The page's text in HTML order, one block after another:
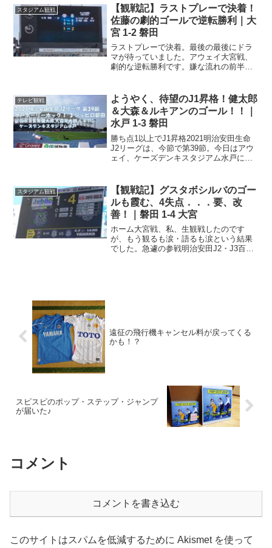
立てたものだから、今年はタイトなスケ
ジュール。土曜日...
スタジアム観戦
【観戦記】ラストプレーで決着！
佐藤の劇的ゴールで逆転勝利｜大
宮 1-2 磐田
ラストプレーで決着。最後の最後にドラ
マが待っていました。アウェイ大宮戦、
劇的な逆転勝利です。嫌な流れの前半明
アルディージャに挑む一戦。関東の試合
ですからね、調...
テレビ観戦
ようやく、待望のJ1昇格！健太郎
＆大森＆ルキアンのゴール！！｜
水戸 1-3 磐田
勝ち点1以上でJ1昇格2021明治安田生命
J2リーグは、今節で第39節。今日はアウ
ェイ、ケーズデンキスタジアム水戸に乗
試合、第38節終了時で3位の長崎との勝ち
点差は1...
スタジアム観戦
【観戦記】グスタボシルバのゴー
ルも霞む、4失点．．．要、改
善！｜磐田 1-4 大宮
ホーム大宮戦、私、生観戦したのです
が、もう観るも涙・語るも涙という結果
でした。急遽の参戦明治安田J2・J3百年
遠征の飛行機キャンセル料が戻ってくる
かも！？
スピスピのポップ・ステップ・ジャンプ
が届いた♪
コメント
コメントを書き込む
このサイトはスパムを低減するために Akismet を使って